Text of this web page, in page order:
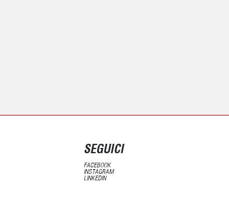
SEGUICI
FACEBOOK
INSTAGRAM
LINKEDIN